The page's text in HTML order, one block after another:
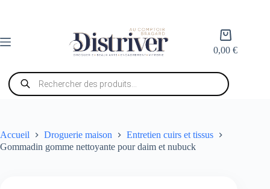
Panier
d’achat
0,00€
Recherche
de
produits
Accueil Droguerie maison
Entretien cuirs et tissus
Gommadin gomme nettoyante pour daim et nubuck